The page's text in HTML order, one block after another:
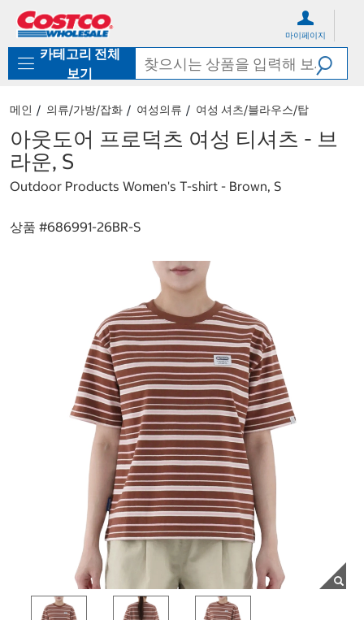
로
기
가
마이페이지
카테고리 전체
보기
메인 의류/가방/잡화 여성의류 여성 셔츠/블라우스/탑
아웃도어 프로덕츠 여성 티셔츠 - 브
라운, S
Outdoor Products Women's T-shirt - Brown, S
상품 #686991-26BR-S